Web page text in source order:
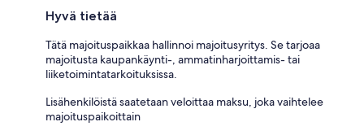
Hyvä tietää
Tätä majoituspaikkaa hallinnoi majoitusyritys. Se tarjoaa
majoitusta kaupankäynti-, ammatinharjoittamis- tai
liiketoimintatarkoituksissa.
Lisähenkilöistä saatetaan veloittaa maksu, joka vaihtelee
majoituspaikoittain